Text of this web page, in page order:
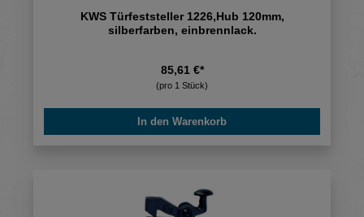
KWS Türfeststeller 1226,Hub 120mm,
silberfarben, einbrennlack.
85,61 €*
(pro 1 Stück)
In den Warenkorb